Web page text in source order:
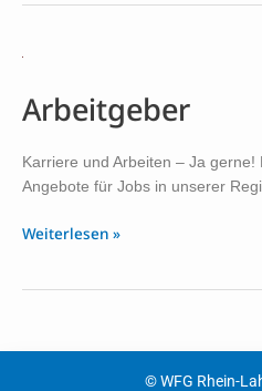
Arbeitgeber
Karriere und Arbeiten – Ja gerne!
Angebote für Jobs in unserer
Arbeitgeber
Weiterlesen »
© WFG Rhein-